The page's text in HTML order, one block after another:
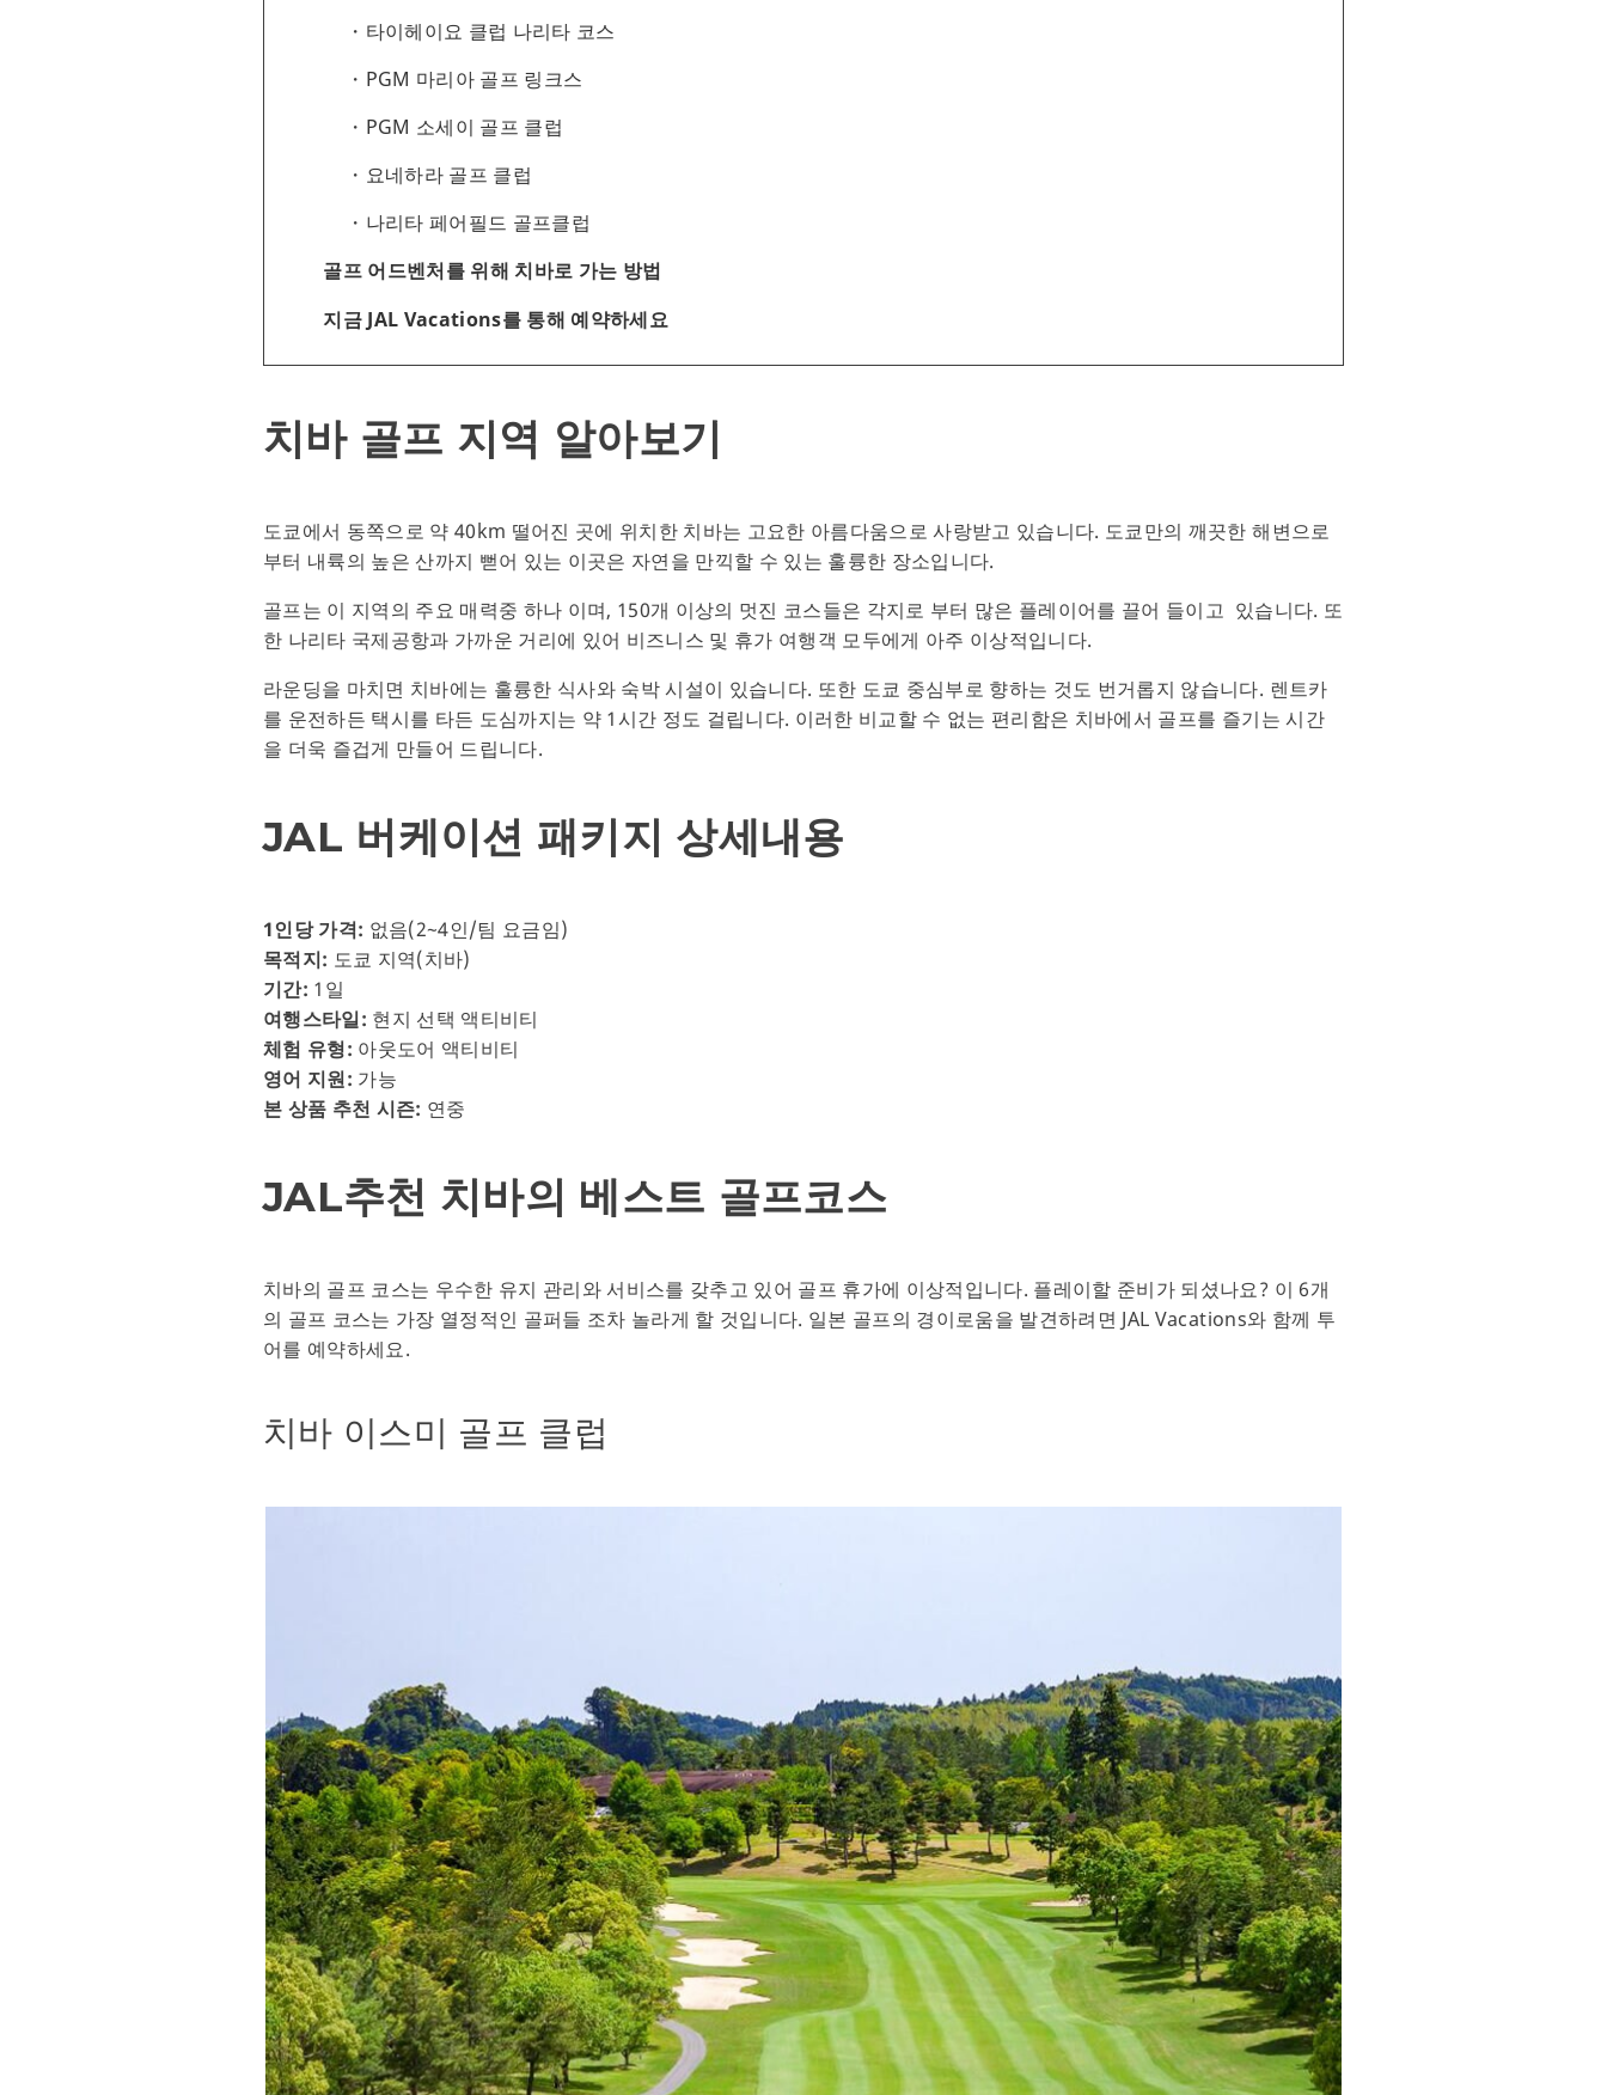
타이헤이요 클럽 나리타 코스
PGM 마리아 골프 링크스
PGM 소세이 골프 클럽
요네하라 골프 클럽
나리타 페어필드 골프클럽
골프 어드벤처를 위해 치바로 가는 방법
지금 JAL Vacations를 통해 예약하세요
치바 골프 지역 알아보기
도쿄에서 동쪽으로 약 40km 떨어진 곳에 위치한 치바는 고요한 아름다움으로 사랑받고 있습니다. 도쿄만의 깨끗한 해변으로
부터 내륙의 높은 산까지 뻗어 있는 이곳은 자연을 만끽할 수 있는 훌륭한 장소입니다.
골프는 이 지역의 주요 매력중 하나 이며, 150개 이상의 멋진 코스들은 각지로 부터 많은 플레이어를 끌어 들이고 있습니다. 또
한 나리타 국제공항과 가까운 거리에 있어 비즈니스 및 휴가 여행객 모두에게 아주 이상적입니다.
라운딩을 마치면 치바에는 훌륭한 식사와 숙박 시설이 있습니다. 또한 도쿄 중심부로 향하는 것도 번거롭지 않습니다. 렌트카
를 운전하든 택시를 타든 도심까지는 약 1시간 정도 걸립니다. 이러한 비교할 수 없는 편리함은 치바에서 골프를 즐기는 시간
을 더욱 즐겁게 만들어 드립니다.
JAL 버케이션 패키지 상세내용
1인당 가격: 없음(2~4인/팀 요금임)
목적지: 도쿄 지역(치바)
기간: 1일
여행스타일: 현지 선택 액티비티
체험 유형: 아웃도어 액티비티
영어 지원: 가능
본 상품 추천 시즌: 연중
JAL추천 치바의 베스트 골프코스
치바의 골프 코스는 우수한 유지 관리와 서비스를 갖추고 있어 골프 휴가에 이상적입니다. 플레이할 준비가 되셨나요? 이 6개
의 골프 코스는 가장 열정적인 골퍼들 조차 놀라게 할 것입니다. 일본 골프의 경이로움을 발견하려면 JAL Vacations와 함께 투
어를 예약하세요.
치바 이스미 골프 클럽